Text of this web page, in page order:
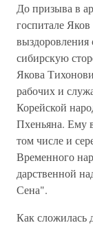
До призыва в
госпитале
выздоровления
сибирскую
Якова
рабочих и
Корейской
Пхеньяна. Ему
том числе и
Временного
дарственной
Сена".
Как сложилась